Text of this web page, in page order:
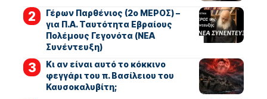
Γέρων Παρθένιος (2ο ΜΕΡΟΣ) –
για Π.Α. Ταυτότητα Εβραίους
Πολέμους Γεγονότα (ΝΕΑ
Συνέντευξη)
Κι αν είναι αυτό το κόκκινο
φεγγάρι του π. Βασίλειου του
Καυσοκαλυβίτη;